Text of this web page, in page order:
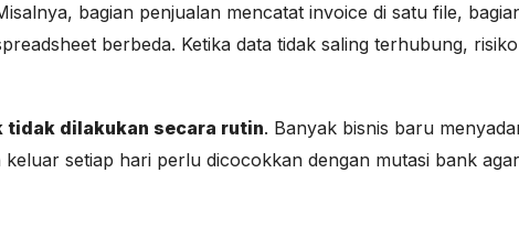
bagian penjualan mencatat invoice di satu file,
berbeda. Ketika data tidak saling terhubung,
tidak dilakukan secara rutin. Banyak bisnis baru
setiap hari perlu dicocokkan dengan mutasi bank